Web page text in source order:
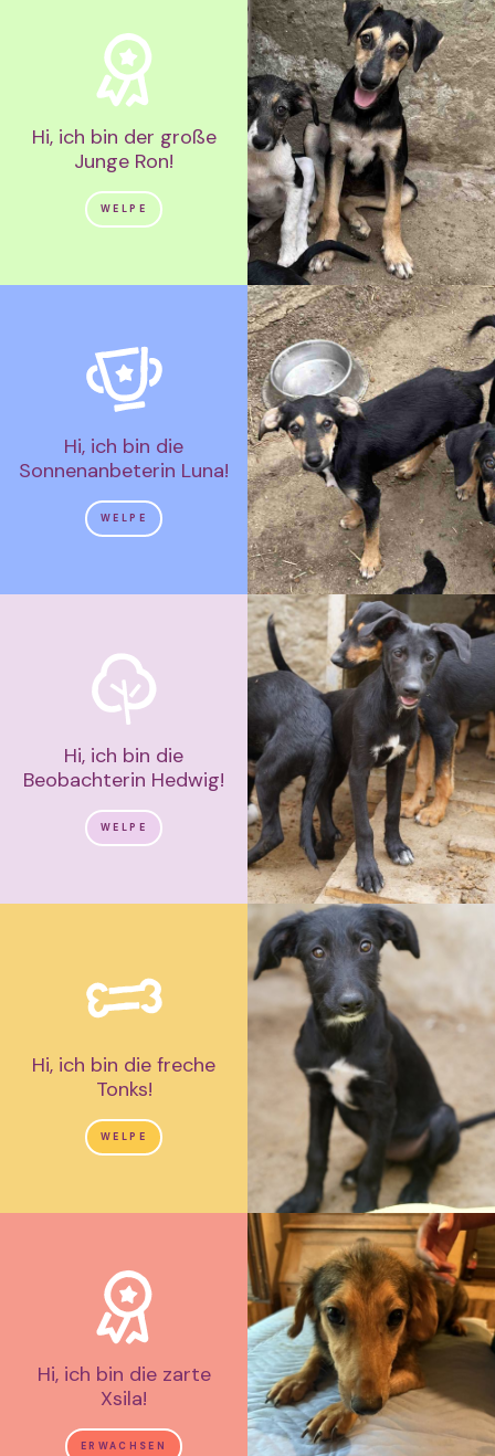
Hi, ich bin der große
Junge Ron!
WELPE
Hi, ich bin die
Sonnenanbeterin Luna!
WELPE
Hi, ich bin die
Beobachterin Hedwig!
WELPE
Hi, ich bin die freche
Tonks!
WELPE
Hi, ich bin die zarte
Xsila!
ERWACHSEN